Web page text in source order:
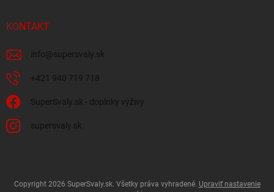
KONTAKT
info@ supersvaly.sk
+421 940 719 718
SuperSvaly.sk - doplnky výživy
supersvaly.sk
Copyright 2026 SuperSvaly.sk. Všetky práva vyhradené. Upraviť nastavenie